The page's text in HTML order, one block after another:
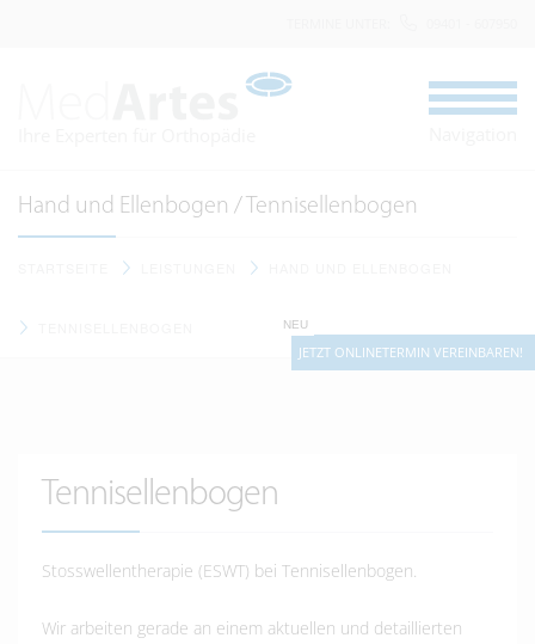
Hand und Ellenbogen / Tennisellenbogen
Tennisellenbogen
Stosswellentherapie (ESWT) bei Tennisellenbogen.
Wir arbeiten gerade an einem aktuellen und detaillierten
NEU
JETZT ONLINETERMIN VEREINBAREN!